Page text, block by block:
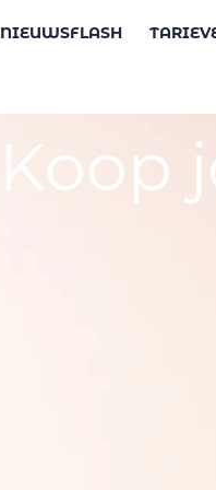
NIEUWSFLASH
Koop